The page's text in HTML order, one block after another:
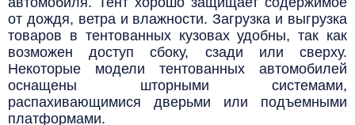
от дождя, ветра и влажности. Загрузка и выгрузка
товаров в тентованных кузовах удобны, так как
возможен доступ сбоку, сзади или сверху.
Некоторые модели тентованных автомобилей
оснащены шторными системами,
распахивающимися дверьми или подъемными
платформами.